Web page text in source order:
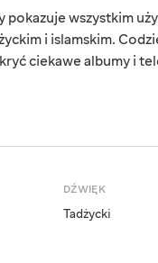
pokazuje wszystkim
i islamskim.
ciekawe albumy i
DŹWIĘK
Tadżycki